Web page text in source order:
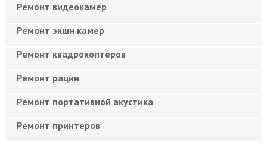
Ремонт видеокамер
Ремонт экшн камер
Ремонт квадрокоптеров
Ремонт рации
Ремонт портативной акустика
Ремонт принтеров